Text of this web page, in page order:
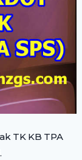
TK KB TPA